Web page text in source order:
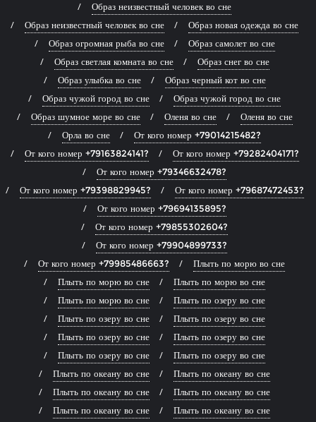
Образ неизвестный человек во сне
Образ неизвестный человек во сне
Образ новая одежда во сне
Образ огромная рыба во сне
Образ самолет во сне
Образ светлая комната во сне
Образ снег во сне
Образ улыбка во сне
Образ черный кот во сне
Образ чужой город во сне
Образ чужой город во сне
Образ шумное море во сне
Оленя во сне
Оленя во сне
Орла во сне
От кого номер +79014215482?
От кого номер +79163824141?
От кого номер +79282404171?
От кого номер +79346632478?
От кого номер +79398829945?
От кого номер +79687472453?
От кого номер +79694135895?
От кого номер +79855302604?
От кого номер +79904899733?
От кого номер +79985486663?
Плыть по морю во сне
Плыть по морю во сне
Плыть по морю во сне
Плыть по морю во сне
Плыть по озеру во сне
Плыть по озеру во сне
Плыть по озеру во сне
Плыть по озеру во сне
Плыть по озеру во сне
Плыть по озеру во сне
Плыть по озеру во сне
Плыть по океану во сне
Плыть по океану во сне
Плыть по океану во сне
Плыть по океану во сне
Плыть по океану во сне
Плыть по океану во сне